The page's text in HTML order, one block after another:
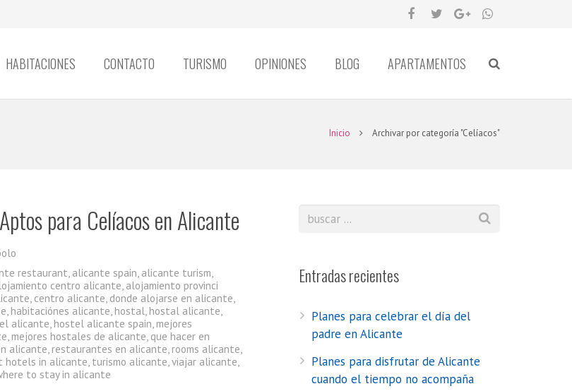
HABITACIONES CONTACTO TURISMO OPINIONES BLOG APARTAMENTOS
Inicio Archivar por categoría "Celíacos"
para Celíacos en Alicante
restaurant, alicante spain, alicante turism,
centro alicante, alojamiento provinci
, centro alicante, donde alojarse en alicante,
, habitaciónes alicante, hostal, hostal alicante,
alicante, hostel alicante spain, mejores
, mejores hostales de alicante, que hacer en
alicante, restaurantes en alicante, rooms alicante,
hotels in alicante, turismo alicante,viajar alicante,
to stay in alicante
Entradas recientes
Planes para celebrar el día del
padre en Alicante
Planes para disfrutar de Alicante
cuando el tiempo no acompaña